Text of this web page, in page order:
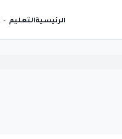
الرئيسيةالتعليم